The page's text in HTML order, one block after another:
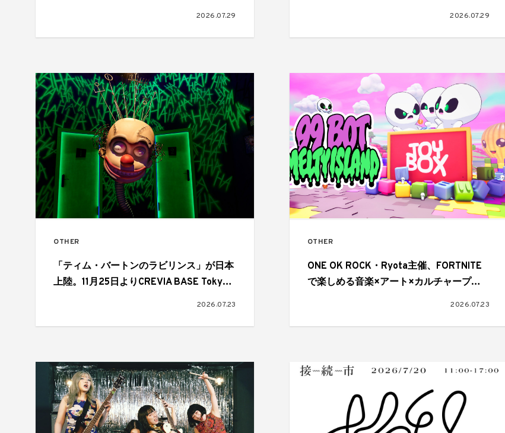
2026.07.29 2026.07.29
OTHER
「ティム・バートンのラビリンス」が日本
上陸。11月25日よりCREVIA BASE Tokyo
2026.07.23
OTHER
ONE OK ROCK・Ryota主催、FORTNITE
で楽しめる音楽×アート×カルチャープロ
2026.07.23